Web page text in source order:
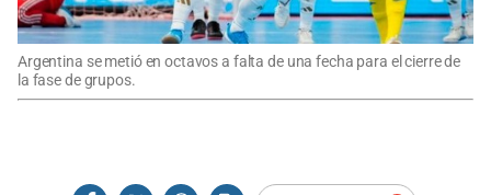
Argentina se metió en octavos a falta de una fecha para el cierre de
la fase de grupos.